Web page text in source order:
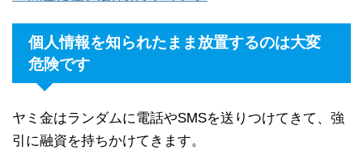
個人情報を知られたまま放置するのは大変
危険です
ヤミ金はランダムに電話やSMSを送りつけてきて、強
引に融資を持ちかけてきます。